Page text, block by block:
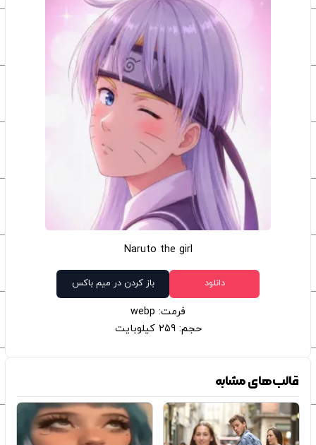
Naruto the girl
دانلود باز کردن در میم باکس
فرمت: webp
حجم: 259 کیلوبایت
قالب‌های مشابه